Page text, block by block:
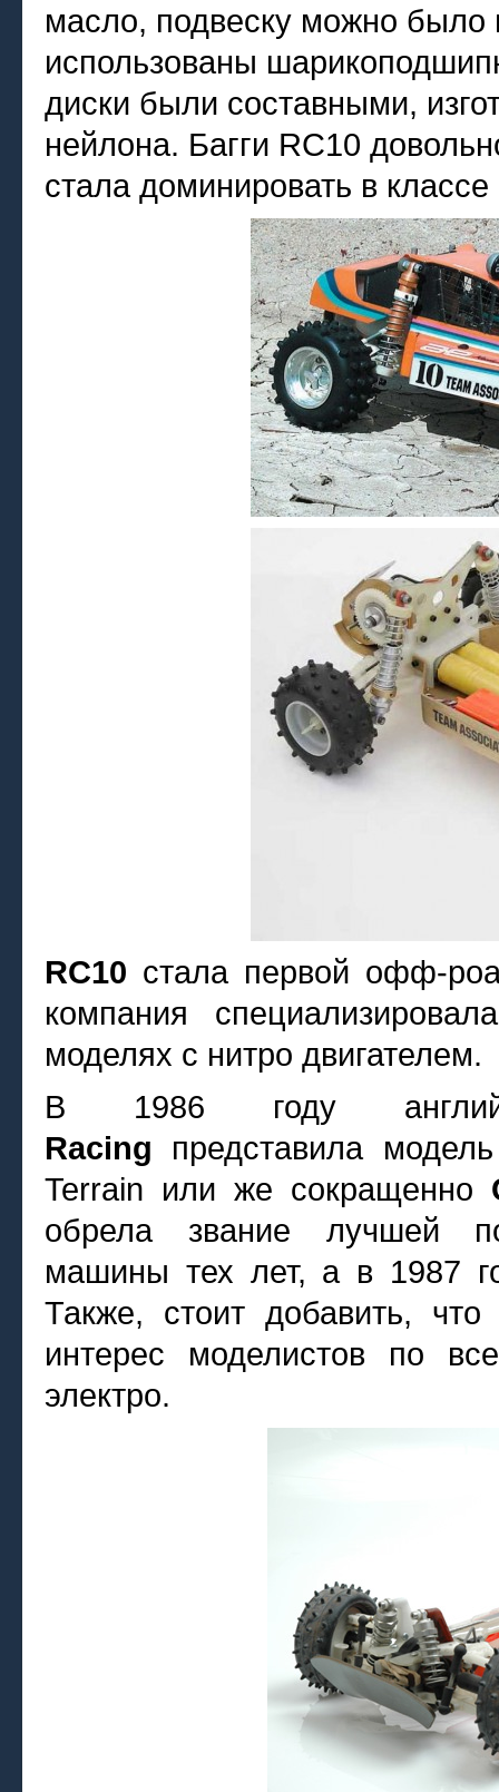
масло, подвеску можно было
использованы
диски были составными,
нейлона. Багги RC10
стала доминировать в
RC10 стала первой офф-
компания
моделях с нитро двигателем.
В 1986 году
Racing представила
Terrain или же сокращенно
обрела звание лучшей
машины тех лет, а в 1987
Также, стоит добавить,
интерес моделистов по
электро.